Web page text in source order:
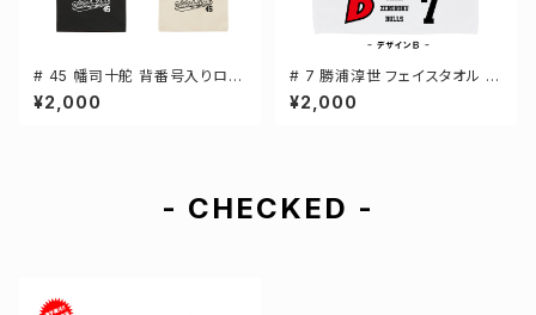
# 45 幡司十舵 背番号入りロゴ
キャンバスサコッシュ 選手還元
2カラー 001461
¥2,000
# 7 勝浦淳世 フェイスタオル 選
手還元 2デザイン FT0144
¥2,000
- CHECKED -